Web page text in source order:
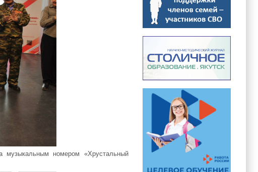
музыкальным номером «Хрустальный